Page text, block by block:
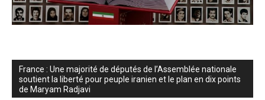
France : Une majorité de députés de l’Assemblée nationale
soutient la liberté pour peuple iranien et le plan en dix points
de Maryam Radjavi